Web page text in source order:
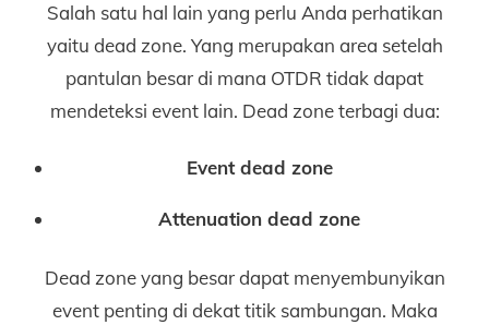
Salah satu hal lain yang perlu Anda perhatikan
yaitu dead zone. Yang merupakan area setelah
pantulan besar di mana OTDR tidak dapat
mendeteksi event lain. Dead zone terbagi dua:
Event dead zone
Attenuation dead zone
Dead zone yang besar dapat menyembunyikan
event penting di dekat titik sambungan. Maka